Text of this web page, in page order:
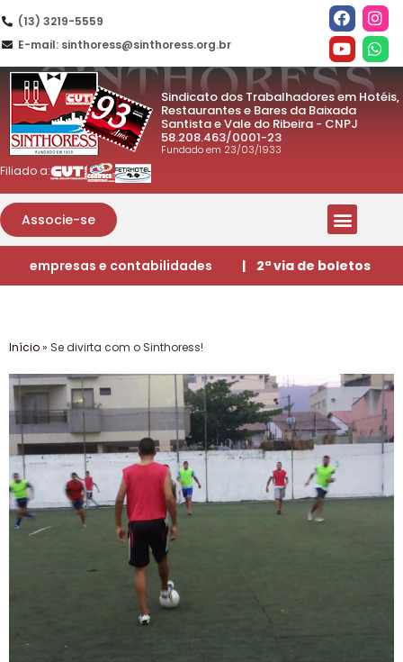
(13) 3219-5559
E-mail: sinthoress@sinthoress.org.br
Sindicato dos Trabalhadores em Hotéis,
Restaurantes e Bares da Baixada
Santista e Vale do Ribeira - CNPJ
58.208.463/0001-23
Fundado em 23/03/1933
Filiado a:
Associe-se
empresas e contabilidades | 2ª via de boletos
Início» Se divirta com o Sinthoress!